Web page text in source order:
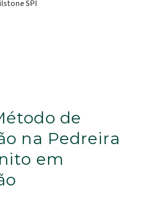
de
na Pedreira
em